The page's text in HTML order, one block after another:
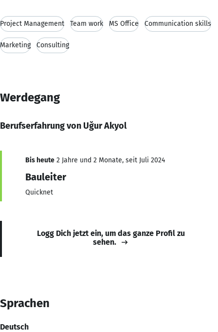
Project Management Team work MS Office Communication skills
Marketing Consulting
Werdegang
Berufserfahrung von Uğur Akyol
Bis heute 2 Jahre und 2 Monate, seit Juli 2024
Bauleiter
Quicknet
Logg Dich jetzt ein, um das ganze Profil zu
sehen.
Sprachen
Deutsch